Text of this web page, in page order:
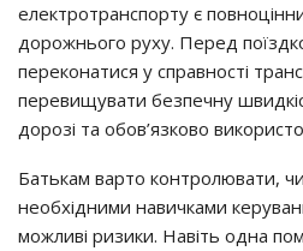
електротранспорту є
дорожнього руху. Перед
переконатися у справності
перевищувати безпечну
дорозі та обов’язково
Батькам варто контролювати,
необхідними навичками
можливі ризики. Навіть одна